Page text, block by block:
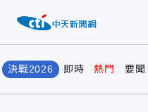
決戰2026 即時 熱門 要聞